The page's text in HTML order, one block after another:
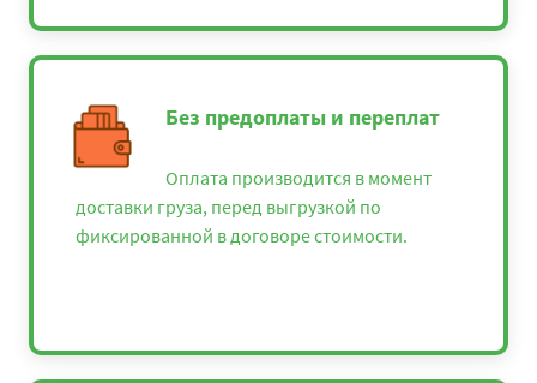
Без предоплаты и переплат
Оплата производится в момент
доставки груза, перед выгрузкой по
фиксированной в договоре стоимости.